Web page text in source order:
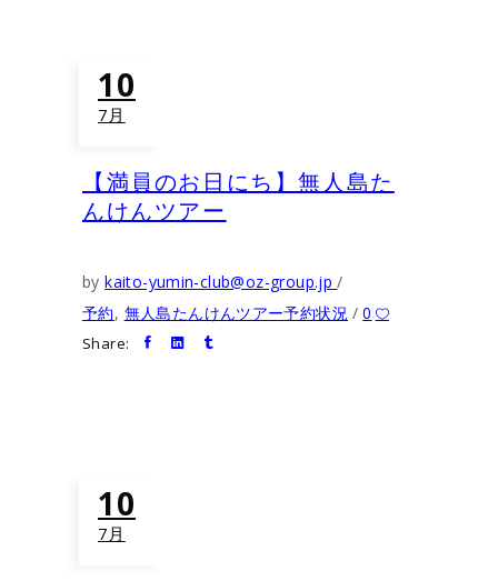
10
7月
【満員のお日にち】無人島た
んけんツアー
bykaito-yumin-club@oz-group.jp
予約, 無人島たんけんツアー予約状況 0
Share:
10
7月